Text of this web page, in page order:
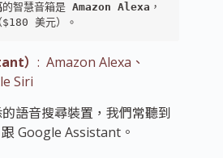
的智慧音箱是 Amazon Alexa ，
$180 美元）。
） : Amazon Alexa、
Siri
語音搜尋裝置，我們常聽到
Google Assistant。